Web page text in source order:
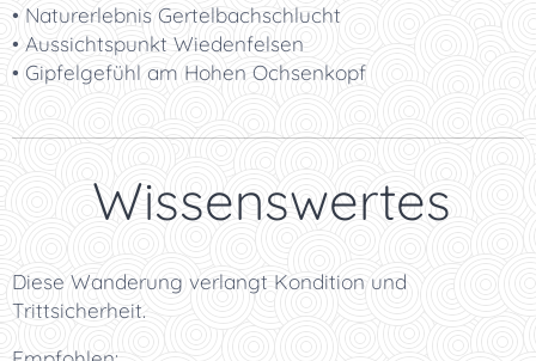
• Naturerlebnis Gertelbachschlucht
• Aussichtspunkt Wiedenfelsen
• Gipfelgefühl am Hohen Ochsenkopf
💡 Wissenswertes
Diese Wanderung verlangt Kondition und
Trittsicherheit.